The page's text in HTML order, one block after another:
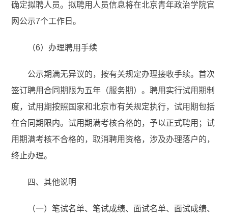
确定拟聘人员。拟聘用人员信息将在北京青年政治学院官
网 公示7个工作日。
（6）办理聘用手续
公示期满无异议的，按有关规定办理接收手续。首次
签订聘用合同期限为五年（服务期）。聘用实行试用期制
度，试用期按照国家和北京市有关规定执行，试用期包括
在合同期限内。试用期满考核合格的，予以正式聘用；试
用期满考核不合格的，取消聘用资格，涉及办理落户的，
终止办理。
四、其他说明
（一）笔试名单、笔试成绩、面试名单、面试成绩、